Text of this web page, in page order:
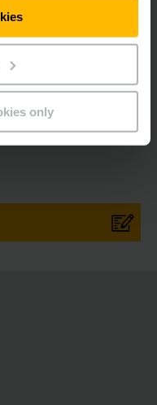
only
siete